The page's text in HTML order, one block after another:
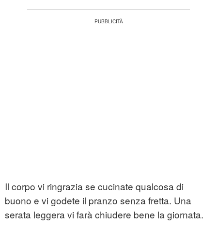
Il corpo vi ringrazia se cucinate qualcosa di
buono e vi godete il pranzo senza fretta. Una
serata leggera vi farà chiudere bene la giornata.